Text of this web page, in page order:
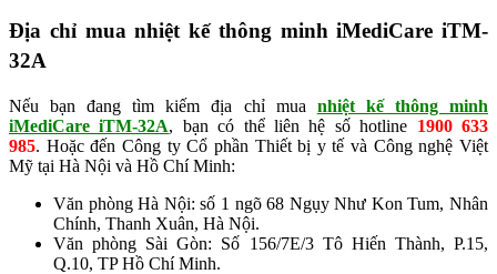
Địa chỉ mua nhiệt kế thông minh iMediCare iTM-
32A
Nếu bạn đang tìm kiếm địa chỉ mua nhiệt kế thông minh
iMediCare iTM-32A, bạn có thể liên hệ số hotline 1900 633
985. Hoặc đến Công ty Cổ phần Thiết bị y tế và Công nghệ Việt
Mỹ tại Hà Nội và Hồ Chí Minh:
Văn phòng Hà Nội: số 1 ngõ 68 Ngụy Như Kon Tum, Nhân
Chính, Thanh Xuân, Hà Nội.
Văn phòng Sài Gòn: Số 156/7E/3 Tô Hiến Thành, P.15,
Q.10, TP Hồ Chí Minh.